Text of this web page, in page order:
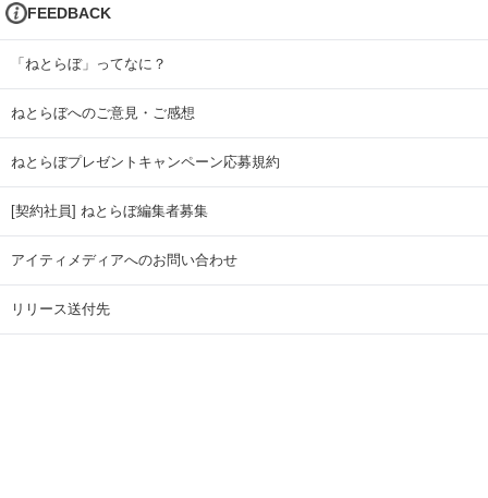
FEEDBACK
「ねとらぼ」ってなに？
ねとらぼへのご意見・ご感想
ねとらぼプレゼントキャンペーン応募規約
[契約社員] ねとらぼ編集者募集
アイティメディアへのお問い合わせ
リリース送付先